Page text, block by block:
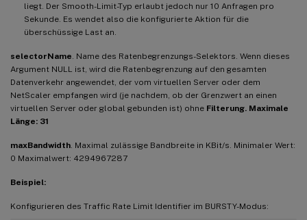
liegt. Der Smooth-Limit-Typ erlaubt jedoch nur 10 Anfragen pro
Sekunde. Es wendet also die konfigurierte Aktion für die
überschüssige Last an.
selectorName . Name des Ratenbegrenzungs-Selektors. Wenn dieses
Argument NULL ist, wird die Ratenbegrenzung auf den gesamten
Datenverkehr angewendet, der vom virtuellen Server oder dem
NetScaler empfangen wird (je nachdem, ob der Grenzwert an einen
virtuellen Server oder global gebunden ist) ohne Filterung. Maximale
Länge: 31
maxBandwidth . Maximal zulässige Bandbreite in KBit/s. Minimaler Wert:
0 Maximalwert: 4294967287
Beispiel:
Konfigurieren des Traffic Rate Limit Identifier im BURSTY-Modus: